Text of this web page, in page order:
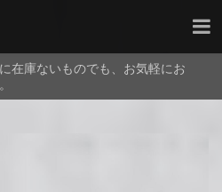
在庫ないものでも、お気軽にお